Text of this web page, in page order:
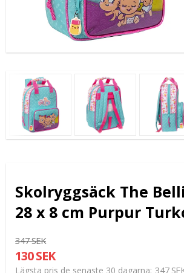
Skolryggsäck The
28 x 8 cm Purpur
347 SEK
130 SEK
Lägsta pris de senaste 30 dagarna 347